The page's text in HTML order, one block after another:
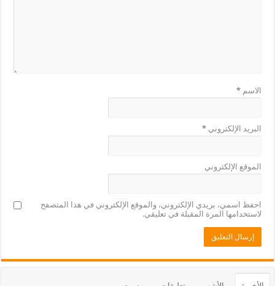
الاسم*
البريد الإلكتروني*
الموقع الإلكتروني
احفظ اسمي، بريدي الإلكتروني، والموقع الإلكتروني في هذا المتصفح
لاستخدامها المرة المقبلة في تعليقي.